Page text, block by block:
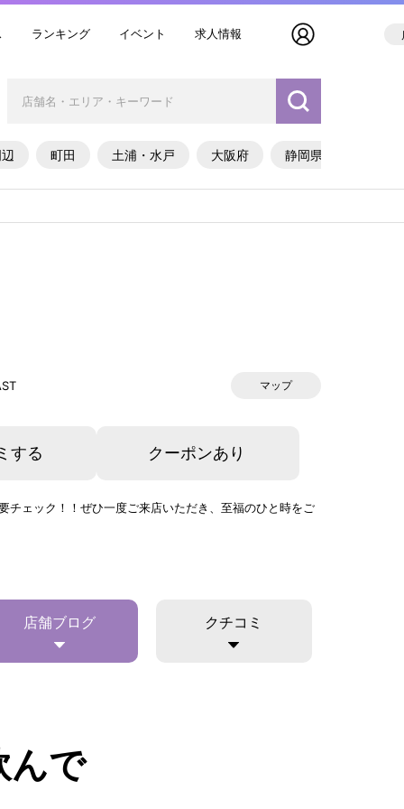
ランキング イベント 求人情報
町田 土浦・水戸 大阪府 静岡県
マップ
する クーポンあり
ェック！！ぜひ一度ご来店いただき、至福のひと時をご
店舗ブログ クチコミ
んで